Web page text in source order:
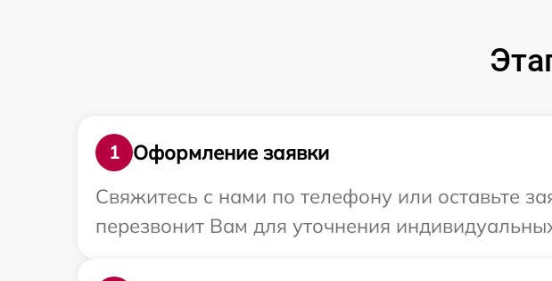
1
Оформление заявки
Свяжитесь с нами по телефону или оставьте
перезвонит Вам для уточнения